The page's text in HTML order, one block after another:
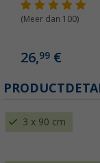
(Meer dan 100)
26,99 €
3 x 90 cm